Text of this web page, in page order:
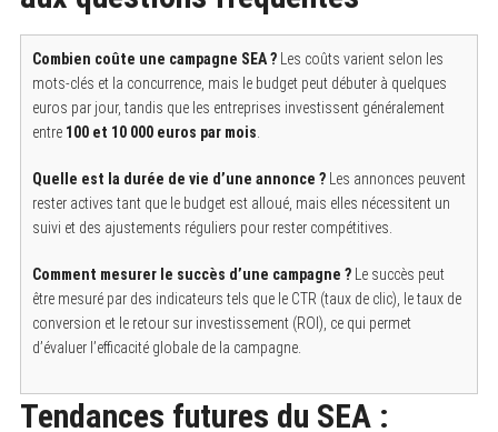
Combien coûte une campagne SEA ?Les coûts varient selon les
mots-clés et la concurrence, mais le budget peut débuter à quelques
euros par jour, tandis que les entreprises investissent généralement
entre 100 et 10 000 euros par mois
Quelle est la durée de vie d’une annonce ?Les annonces peuvent
rester actives tant que le budget est alloué, mais elles nécessitent un
suivi et des ajustements réguliers pour rester compétitives.
Comment mesurer le succès d’une campagne ?Le succès peut
être mesuré par des indicateurs tels que le CTR (taux de clic), le taux de
conversion et le retour sur investissement (ROI), ce qui permet
d’évaluer l’efficacité globale de la campagne.
Tendances futures du SEA :